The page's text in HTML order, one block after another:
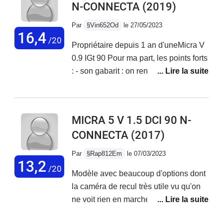
moteur impec. Et quelle ligne! Toujours
16,4/20
N-CONNECTA (2019)
Par §Vin652Od le 27/05/2023
Propriétaire depuis 1 an d'uneMicra V
0.9 IGt 90 Pour ma part, les points forts
: - son gabarit : on rentre / on
prends pas trop de place - son châssis
roues de 16 pouces et les pneus
d'origine en Bridgestone qui font
50.000kms ). La direction est précise
et la voiture s'inscrit bien dans les
courbes sans soucis - son moteur (
13,2 /20
MICRA 5 V 1.5 DCI 90 N-
CONNECTA (2017)
Par §Rap812Em le 07/03/2023
Modèle avec beaucoup d'options dont
la caméra de recul très utile vu qu'on
ne voit rien en marche arrière, tableau